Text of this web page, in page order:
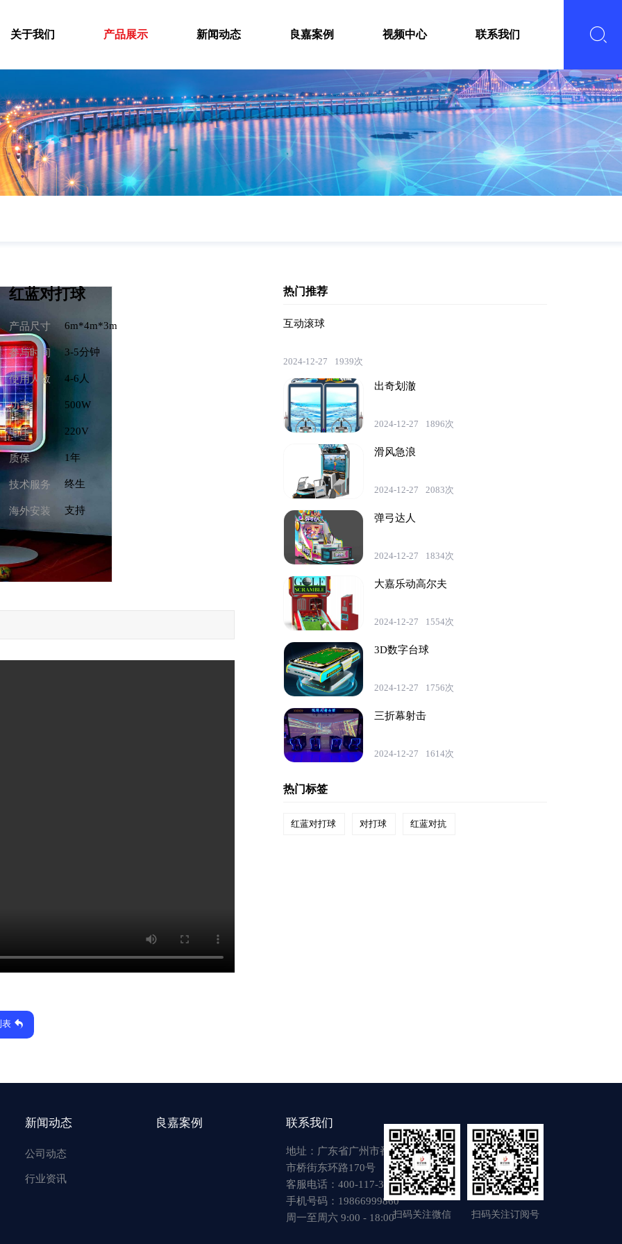
关于我们 产品展示 新闻动态 良嘉案例 视频中心 联系我们
红蓝对打球
产品尺寸 6m*4m*3m
参与时间 3-5分钟
使用人数 4-6人
功率 500W
电压 220V
质保 1年
技术服务 终生
海外安装 支持
表
热门推荐
互动滚球
2024-12-27 1939次
出奇划澈
2024-12-27 1896次
滑风急浪
2024-12-27 2083次
弹弓达人
2024-12-27 1834次
大嘉乐动高尔夫
2024-12-27 1554次
3D数字台球
2024-12-27 1756次
三折幕射击
2024-12-27 1614次
热门标签
红蓝对打球 对打球 红蓝对抗
新闻动态
公司动态
行业资讯
良嘉案例 联系我们
地址：广东省广州市番禺区
市桥街东环路170号
客服电话：400-117-3917
手机号码：19866999860
周一至周六 9:00 - 18:00扫码关注微信 扫码关注订阅号